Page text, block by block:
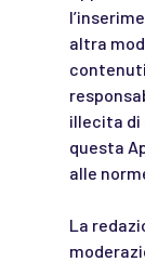
altra
illecita di
questa
alle
La